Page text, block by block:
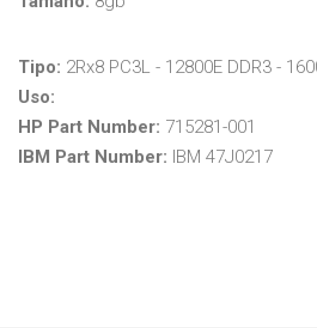
Tipo: 2Rx8 PC3L - 12800E DDR3 -
Uso:
HP Part Number: 715281-001
IBM Part Number: IBM 47J0217